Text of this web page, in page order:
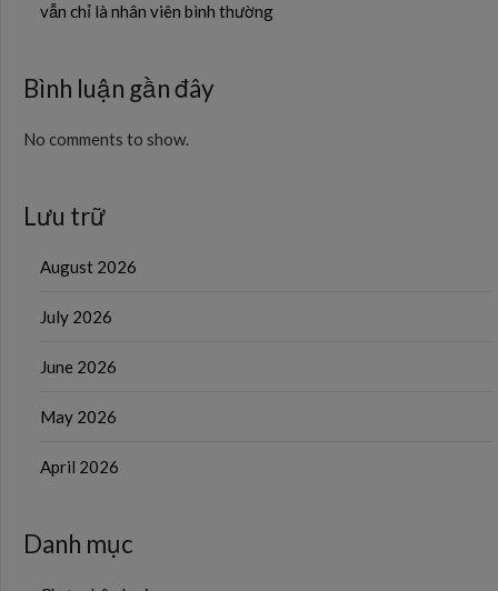
vẫn chỉ là nhân viên bình thường
Bình luận gần đây
No comments to show.
Lưu trữ
August 2026
July 2026
June 2026
May 2026
April 2026
Danh mục